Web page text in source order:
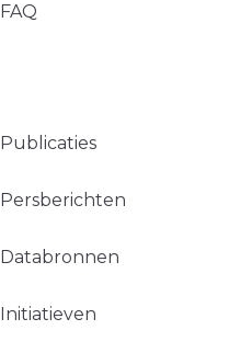
FAQ
Publicaties
Persberichten
Databronnen
Initiatieven